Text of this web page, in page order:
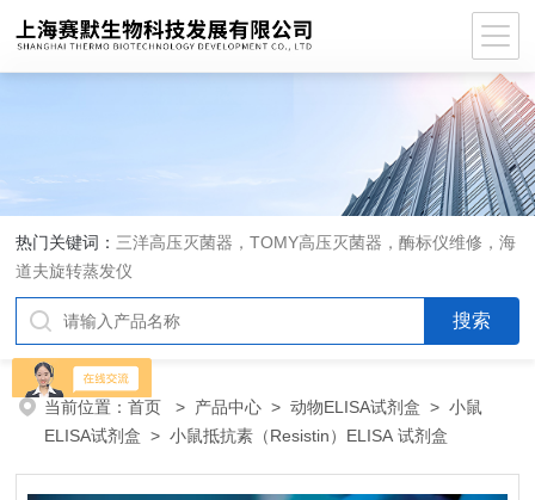
热门关键词： 三洋高压灭菌器，TOMY高压灭菌器，酶标仪维修，海
道夫旋转蒸发仪
当前位置：首页 > 产品中心 >动物ELISA试剂盒 >小鼠
ELISA试剂盒 > 小鼠抵抗素（Resistin）ELISA 试剂盒